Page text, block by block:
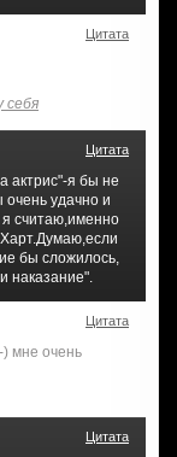
Цитата
себя
Цитата
актрис"-я бы не
удачно и
я считаю,именно
бы сложилось,
наказание".
Цитата
мне очень
Цитата